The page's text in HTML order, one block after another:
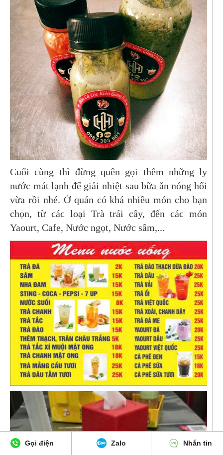
Cuối cùng thì đừng quên gọi thêm những ly
nước mát lạnh để giải nhiệt sau bữa ăn nóng hổi
vừa rồi nhé. Ở quán có khá nhiều món cho bạn
chọn, từ các loại Trà trái cây, đến các món
Yaourt, Cafe, Nước ngọt, Nước sâm,...
Gọi điện Zalo Nhắn tin